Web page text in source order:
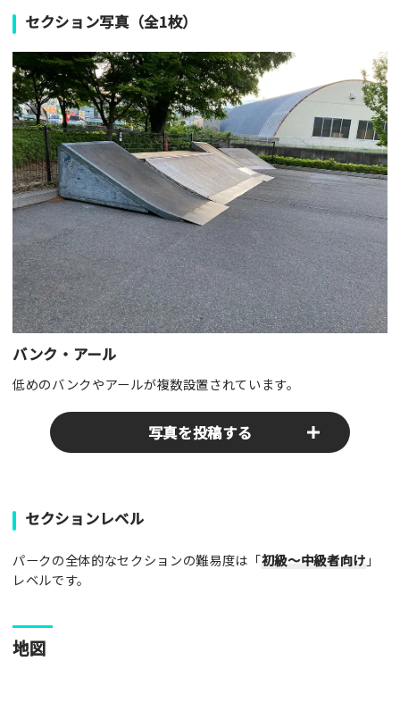
セクション写真（全1枚）
バンク・アール
低めのバンクやアールが複数設置されています。
写真を投稿する
パークやスポットの写真をぜひお送りください！あなたの写真
がみんなの参考となります！
写真
[text photo1alt placeholder "写真の解説※任意]
セクションレベル
パークの全体的なセクションの難易度は「初級～中級者向け 」
レベルです。
地図